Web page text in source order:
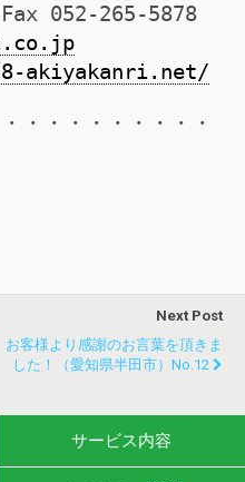
052-265-5878
akiyakanri.net/
・・・・・・・・・
Next Post
お客様より感謝のお言葉を頂きま
した！（愛知県半田市）No.12
サービス内容